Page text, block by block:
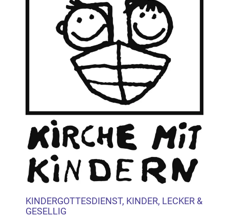
KINDERGOTTESDIENST, KINDER, LECKER &
GESELLIG